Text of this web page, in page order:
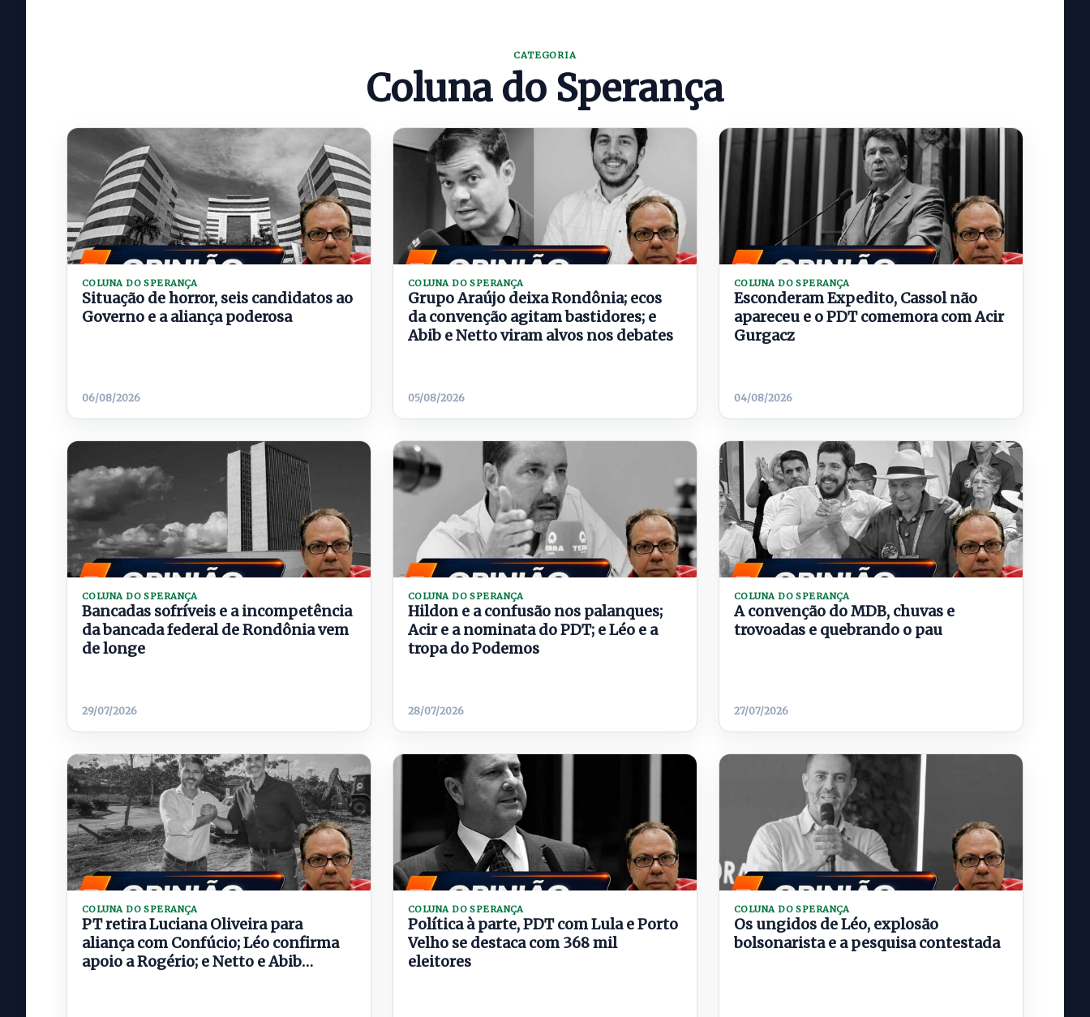
CATEGORIA
Coluna do Sperança
COLUNA DO SPERANÇA
Situação de horror, seis candidatos ao
Governo e a aliança poderosa
06/08/2026
COLUNA DO SPERANÇA
Grupo Araújo deixa Rondônia; ecos
da convenção agitam bastidores; e
Abib e Netto viram alvos nos debates
05/08/2026
COLUNA DO SPERANÇA
Esconderam Expedito, Cassol não
apareceu e o PDT comemora com Acir
Gurgacz
04/08/2026
COLUNA DO SPERANÇA
Bancadas sofríveis e a incompetência
da bancada federal de Rondônia vem
de longe
29/07/2026
COLUNA DO SPERANÇA
Hildon e a confusão nos palanques;
Acir e a nominata do PDT; e Léo e a
tropa do Podemos
28/07/2026
COLUNA DO SPERANÇA
A convenção do MDB, chuvas e
trovoadas e quebrando o pau
27/07/2026
COLUNA DO SPERANÇA
PT retira Luciana Oliveira para
aliança com Confúcio; Léo confirma
apoio a Rogério; e Netto e Abib
COLUNA DO SPERANÇA
Política à parte, PDT com Lula e Porto
Velho se destaca com 368 mil
eleitores
COLUNA DO SPERANÇA
Os ungidos de Léo, explosão
bolsonarista e a pesquisa contestada